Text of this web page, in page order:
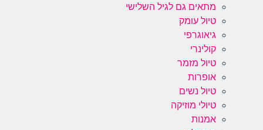
מתאים גם לגיל השלישי
טיול עומק
גיאוגרפי
קולינרי
טיול מזמר
אופרות
טיול נשים
טיולי מוזיקה
אמנות